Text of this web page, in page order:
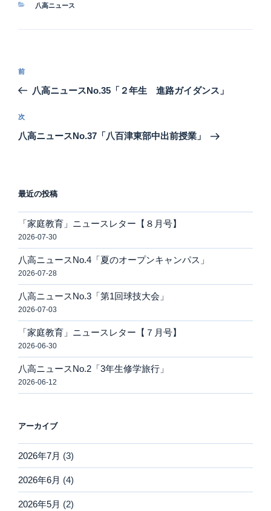
カ
八高ニュース
投
ビ
ゲ
ン
前
の
稿
前
八高ニュースNo.35「２年生 進路ガイダンス」
次
の
次
八高ニュースNo.37「八百津東部中出前授業」
最近の投稿
「家庭教育」ニュースレター【８月号】
2026-07-30
八高ニュースNo.4「夏のオープンキャンパス」
2026-07-28
八高ニュースNo.3「第1回球技大会」
2026-07-03
「家庭教育」ニュースレター【７月号】
2026-06-30
八高ニュースNo.2「3年生修学旅行」
2026-06-12
アーカイブ
2026年7月 (3)
2026年6月 (4)
2026年5月 (2)